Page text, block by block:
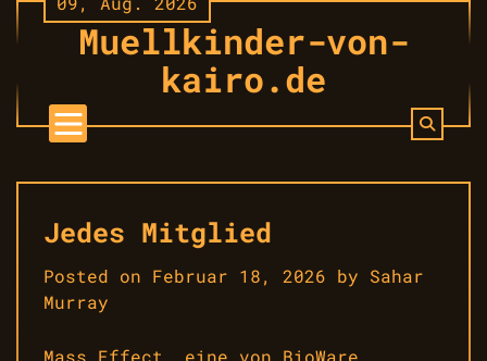
Skip
to
Muellkinder-von-
kairo.de
Jedes Mitglied
Posted on Februar 18, 2026 by Sahar
Murray
Mass Effect, eine von BioWare